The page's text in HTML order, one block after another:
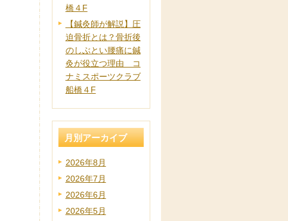
橋４F
【鍼灸師が解説】圧
迫骨折とは？骨折後
のしぶとい腰痛に鍼
灸が役立つ理由 コ
ナミスポーツクラブ
船橋４F
月別アーカイブ
2026年8月
2026年7月
2026年6月
2026年5月